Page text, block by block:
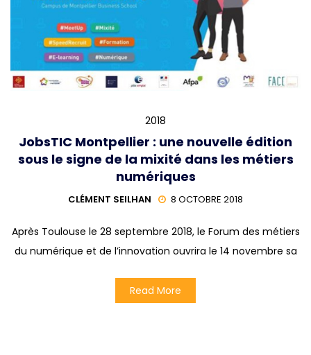
2018
JobsTIC Montpellier : une nouvelle édition
sous le signe de la mixité dans les métiers
numériques
CLÉMENT SEILHAN 8 OCTOBRE 2018
Après Toulouse le 28 septembre 2018, le Forum des métiers
du numérique et de l’innovation ouvrira le 14 novembre sa
Read More